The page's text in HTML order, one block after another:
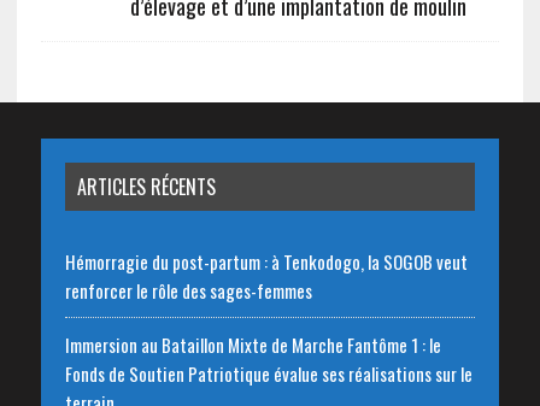
ARTICLES RÉCENTS
Hémorragie du post-partum : à Tenkodogo, la SOGOB veut
renforcer le rôle des sages-femmes
Immersion au Bataillon Mixte de Marche Fantôme 1 : le
Fonds de Soutien Patriotique évalue ses réalisations sur le